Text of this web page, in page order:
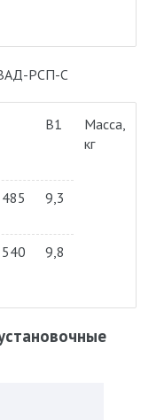
ВАД-РСП-С
В1
Масса,
кг
485 9,3
540 9,8